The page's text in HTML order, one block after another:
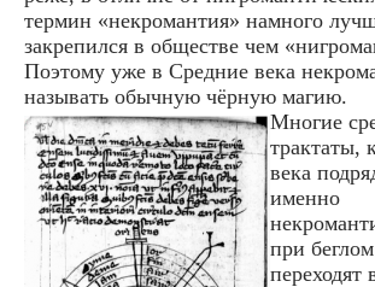
термин «некромантия» намного
закрепился в обществе чем
Поэтому уже в Средние века
называть обычную чёрную магию.
Многие
трактаты,
века
именно
при
переходят